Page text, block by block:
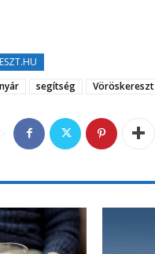
nyár segítség Vöröskereszt